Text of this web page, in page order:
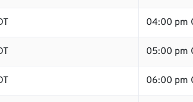
04:00 pm
05:00 pm
06:00 pm